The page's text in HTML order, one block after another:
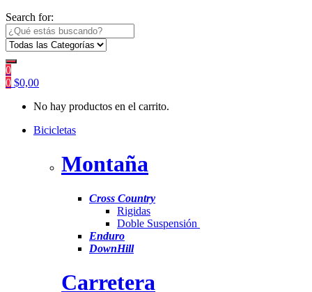
Search for:
0
0 $0,00
No hay productos en el carrito.
Bicicletas
Montaña
Cross Country
Rigidas
Doble Suspensión
Enduro
DownHill
Carretera